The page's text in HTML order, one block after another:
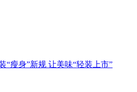
“瘦身”新规 让美味“轻装上市”